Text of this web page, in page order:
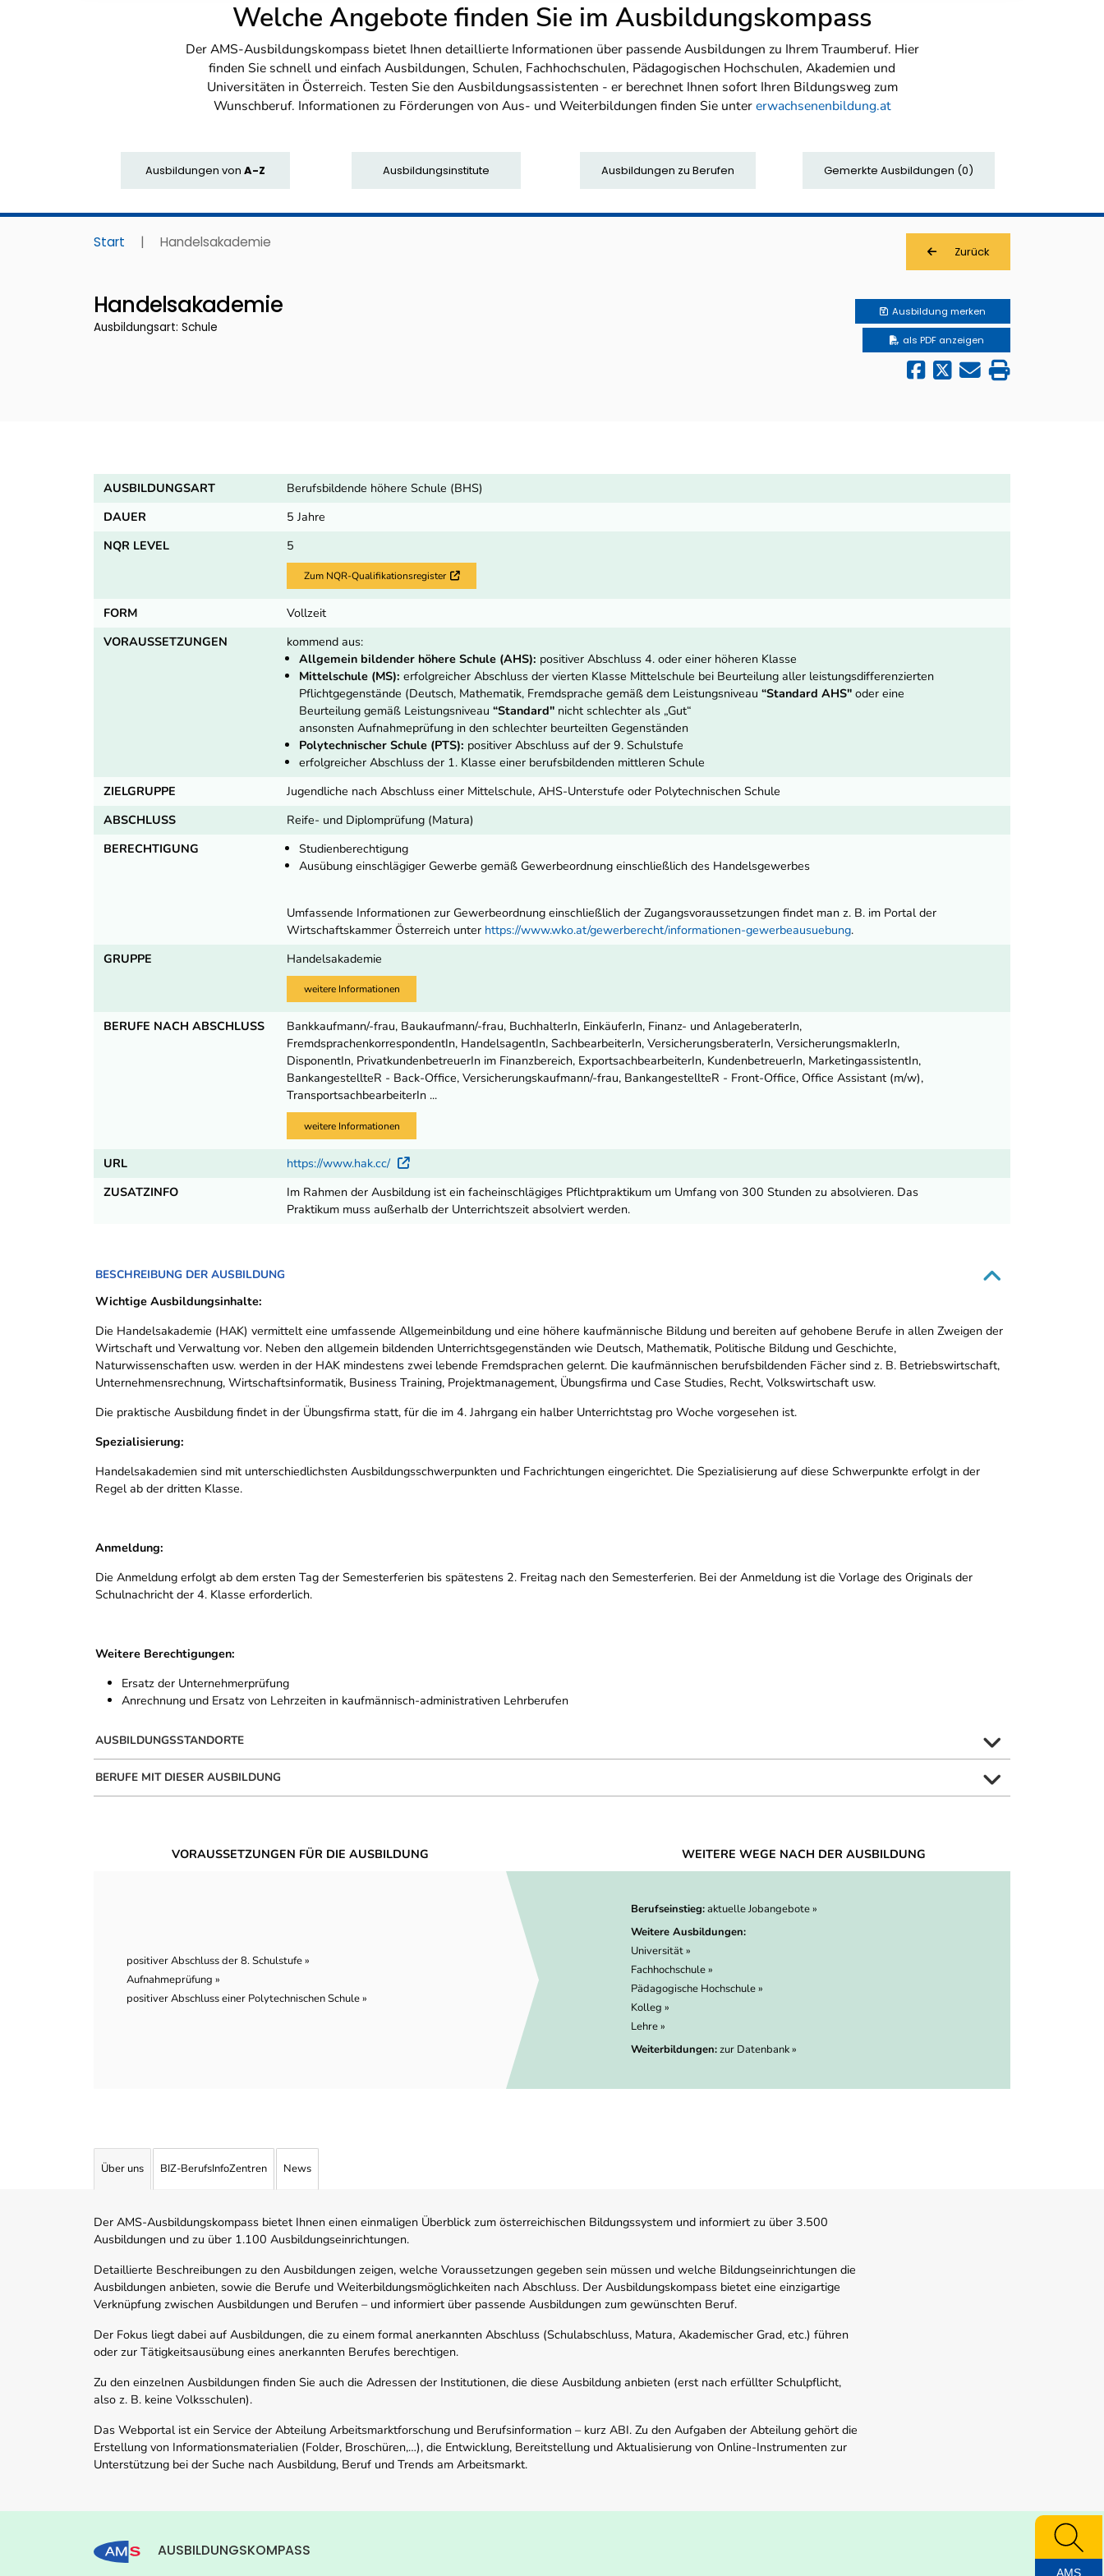
Welche Angebote finden Sie im Ausbildungskompass
Der AMS-Ausbildungskompass bietet Ihnen detaillierte Informationen über passende Ausbildungen zu Ihrem Traumberuf. Hier
finden Sie schnell und einfach Ausbildungen, Schulen, Fachhochschulen, Pädagogischen Hochschulen, Akademien und
Universitäten in Österreich. Testen Sie den Ausbildungsassistenten - er berechnet Ihnen sofort Ihren Bildungsweg zum
Wunschberuf. Informationen zu Förderungen von Aus- und Weiterbildungen finden Sie untererwachsenenbildung.at
Ausbildungen von A-Z Ausbildungsinstitute Ausbildungen zu Berufen Gemerkte Ausbildungen (0)
Start | Handelsakademie
Zurück
Handelsakademie
Ausbildungsart: Schule
Ausbildung merken
als PDF anzeigen
AUSBILDUNGSART
Berufsbildende höhere Schule (BHS)
DAUER
5 Jahre
NQR LEVEL
5
Zum NQR-Qualifikationsregister Externer Link
FORM
Vollzeit
VORAUSSETZUNGEN
kommend aus:
Allgemein bildender höhere Schule (AHS): positiver Abschluss 4. oder einer höheren Klasse
Mittelschule (MS): erfolgreicher Abschluss der vierten Klasse Mittelschule bei Beurteilung aller leistungsdifferenzierten
Pflichtgegenstände (Deutsch, Mathematik, Fremdsprache gemäß dem Leistungsniveau“Standard AHS" oder eine
Beurteilung gemäß Leistungsniveau“Standard" nicht schlechter als „Gut“
ansonsten Aufnahmeprüfung in den schlechter beurteilten Gegenständen
Polytechnischer Schule (PTS): positiver Abschluss auf der 9. Schulstufe
erfolgreicher Abschluss der 1. Klasse einer berufsbildenden mittleren Schule
ZIELGRUPPE
Jugendliche nach Abschluss einer Mittelschule, AHS-Unterstufe oder Polytechnischen Schule
ABSCHLUSS
Reife- und Diplomprüfung (Matura)
BERECHTIGUNG
Studienberechtigung
Ausübung einschlägiger Gewerbe gemäß Gewerbeordnung einschließlich des Handelsgewerbes
Umfassende Informationen zur Gewerbeordnung einschließlich der Zugangsvoraussetzungen findet man z. B. im Portal der
Wirtschaftskammer Österreich unter https://www.wko.at/gewerberecht/informationen-gewerbeausuebung.
GRUPPE
Handelsakademie
weitere Informationen
BERUFE NACH ABSCHLUSS
Bankkaufmann/-frau, Baukaufmann/-frau, BuchhalterIn, EinkäuferIn, Finanz- und AnlageberaterIn,
FremdsprachenkorrespondentIn, HandelsagentIn, SachbearbeiterIn, VersicherungsberaterIn, VersicherungsmaklerIn,
DisponentIn, PrivatkundenbetreuerIn im Finanzbereich, ExportsachbearbeiterIn, KundenbetreuerIn, MarketingassistentIn,
BankangestellteR - Back-Office, Versicherungskaufmann/-frau, BankangestellteR - Front-Office, Office Assistant (m/w),
TransportsachbearbeiterIn ...
weitere Informationen
URL https://www.hak.cc/ Externer Link
ZUSATZINFO
Im Rahmen der Ausbildung ist ein facheinschlägiges Pflichtpraktikum um Umfang von 300 Stunden zu absolvieren. Das
Praktikum muss außerhalb der Unterrichtszeit absolviert werden.
BESCHREIBUNG DER AUSBILDUNG
Wichtige Ausbildungsinhalte:
Die Handelsakademie (HAK) vermittelt eine umfassende Allgemeinbildung und eine höhere kaufmännische Bildung und bereiten auf gehobene Berufe in allen Zweigen der
Wirtschaft und Verwaltung vor. Neben den allgemein bildenden Unterrichtsgegenständen wie Deutsch, Mathematik, Politische Bildung und Geschichte,
Naturwissenschaften usw. werden in der HAK mindestens zwei lebende Fremdsprachen gelernt. Die kaufmännischen berufsbildenden Fächer sind z. B. Betriebswirtschaft,
Unternehmensrechnung, Wirtschaftsinformatik, Business Training, Projektmanagement, Übungsfirma und Case Studies, Recht, Volkswirtschaft usw.
Die praktische Ausbildung findet in der Übungsfirma statt, für die im 4. Jahrgang ein halber Unterrichtstag pro Woche vorgesehen ist.
Spezialisierung:
Handelsakademien sind mit unterschiedlichsten Ausbildungsschwerpunkten und Fachrichtungen eingerichtet. Die Spezialisierung auf diese Schwerpunkte erfolgt in der
Regel ab der dritten Klasse.
Anmeldung:
Die Anmeldung erfolgt ab dem ersten Tag der Semesterferien bis spätestens 2. Freitag nach den Semesterferien. Bei der Anmeldung ist die Vorlage des Originals der
Schulnachricht der 4. Klasse erforderlich.
Weitere Berechtigungen:
Ersatz der Unternehmerprüfung
Anrechnung und Ersatz von Lehrzeiten in kaufmännisch-administrativen Lehrberufen
AUSBILDUNGSSTANDORTE
BERUFE MIT DIESER AUSBILDUNG
VORAUSSETZUNGEN FÜR DIE AUSBILDUNG
positiver Abschluss der 8. Schulstufe »
Aufnahmeprüfung »
positiver Abschluss einer Polytechnischen Schule »
WEITERE WEGE NACH DER AUSBILDUNG
Berufseinstieg:aktuelle Jobangebote »
Weitere Ausbildungen:
Universität »
Fachhochschule »
Pädagogische Hochschule »
Kolleg »
Lehre »
Weiterbildungen:zur Datenbank »
Über uns BIZ-BerufsInfoZentren News
Der AMS-Ausbildungskompass bietet Ihnen einen einmaligen Überblick zum österreichischen Bildungssystem und informiert zu über 3.500
Ausbildungen und zu über 1.100 Ausbildungseinrichtungen.
Detaillierte Beschreibungen zu den Ausbildungen zeigen, welche Voraussetzungen gegeben sein müssen und welche Bildungseinrichtungen die
Ausbildungen anbieten, sowie die Berufe und Weiterbildungsmöglichkeiten nach Abschluss. Der Ausbildungskompass bietet eine einzigartige
Verknüpfung zwischen Ausbildungen und Berufen – und informiert über passende Ausbildungen zum gewünschten Beruf.
Der Fokus liegt dabei auf Ausbildungen, die zu einem formal anerkannten Abschluss (Schulabschluss, Matura, Akademischer Grad, etc.) führen
oder zur Tätigkeitsausübung eines anerkannten Berufes berechtigen.
Zu den einzelnen Ausbildungen finden Sie auch die Adressen der Institutionen, die diese Ausbildung anbieten (erst nach erfüllter Schulpflicht,
also z. B. keine Volksschulen).
Das Webportal ist ein Service der Abteilung Arbeitsmarktforschung und Berufsinformation – kurz ABI. Zu den Aufgaben der Abteilung gehört die
Erstellung von Informationsmaterialien (Folder, Broschüren,…), die Entwicklung, Bereitstellung und Aktualisierung von Online-Instrumenten zur
Unterstützung bei der Suche nach Ausbildung, Beruf und Trends am Arbeitsmarkt.
AUSBILDUNGSKOMPASS
AMS